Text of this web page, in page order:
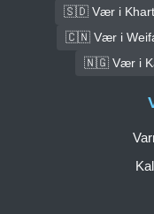
🇸🇩 Vær i
🇨🇳 Vær i
🇳🇬 Vær i